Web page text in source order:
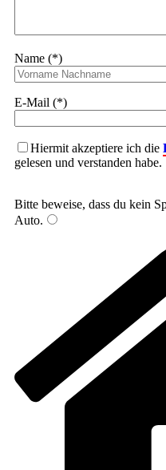
Name (*)
E-Mail (*)
Hiermit akzeptiere ich die
gelesen und verstanden habe.
Bitte beweise, dass du kein
Auto.